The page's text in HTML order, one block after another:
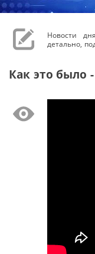
Новости
детально,
Как это было